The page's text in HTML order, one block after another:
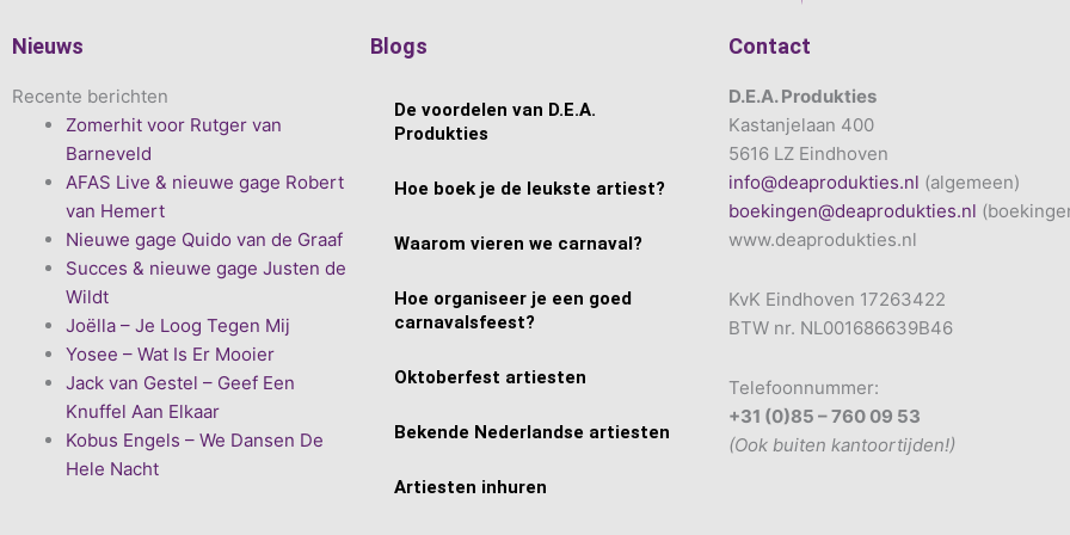
Nieuws
Recente berichten
Zomerhit voor Rutger van
Barneveld
AFAS Live & nieuwe gage Robert
van Hemert
Nieuwe gage Quido van de Graaf
Succes & nieuwe gage Justen de
Wildt
Joëlla – Je Loog Tegen Mij
Yosee – Wat Is Er Mooier
Jack van Gestel – Geef Een
Knuffel Aan Elkaar
Kobus Engels – We Dansen De
Hele Nacht
Blogs
De voordelen van D.E.A.
Produkties
Hoe boek je de leukste artiest?
Waarom vieren we carnaval?
Hoe organiseer je een goed
carnavalsfeest?
Oktoberfest artiesten
Bekende Nederlandse artiesten
Artiesten inhuren
Contact
D.E.A. Produkties
Kastanjelaan 400
5616 LZ Eindhoven
info@deaprodukties.nl (algemeen)
boekingen@deaprodukties.nl
www.deaprodukties.nl
KvK Eindhoven 17263422
BTW nr. NL001686639B46
Telefoonnummer:
+31 (0)85 – 760 09 53
(Ook buiten kantoortijden!)